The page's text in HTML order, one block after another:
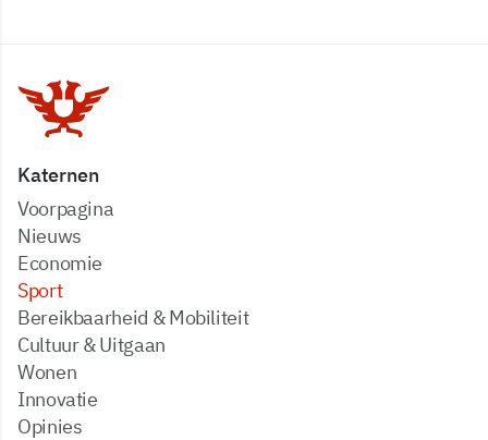
Katernen
Voorpagina
Nieuws
Economie
Sport
Bereikbaarheid & Mobiliteit
Cultuur & Uitgaan
Wonen
Innovatie
Opinies